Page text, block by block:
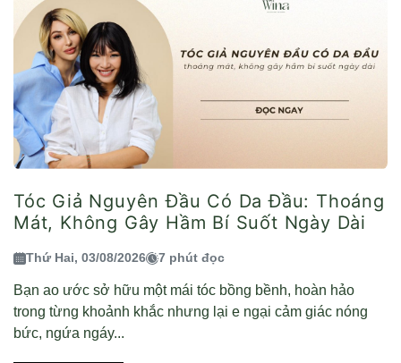
Tóc Giả Nguyên Đầu Có Da Đầu: Thoáng
Mát, Không Gây Hầm Bí Suốt Ngày Dài
Thứ Hai, 03/08/2026 7 phút đọc
Bạn ao ước sở hữu một mái tóc bồng bềnh, hoàn hảo
trong từng khoảnh khắc nhưng lại e ngại cảm giác nóng
bức, ngứa ngáy...